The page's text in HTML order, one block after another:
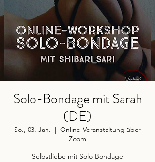
Solo-Bondage mit Sarah
(DE)
So., 03. Jan.
  |
Online-Veranstaltung über
Zoom
Selbstliebe mit Solo-Bondage